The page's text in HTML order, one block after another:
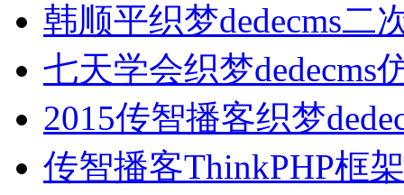
韩顺平织梦dedecms二
七天学会织梦dedecms
2015传智播客织梦
传智播客ThinkPHP框